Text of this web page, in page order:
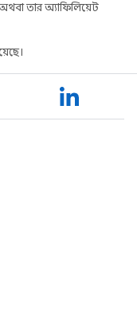
তার অ্যাফিলিয়েট